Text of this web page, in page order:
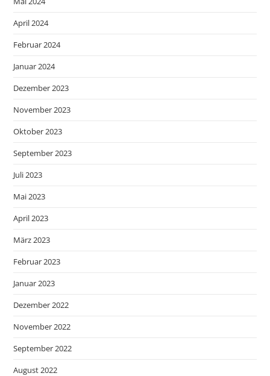
April 2024
Februar 2024
Januar 2024
Dezember 2023
November 2023
Oktober 2023
September 2023
Juli 2023
Mai 2023
April 2023
März 2023
Februar 2023
Januar 2023
Dezember 2022
November 2022
September 2022
August 2022